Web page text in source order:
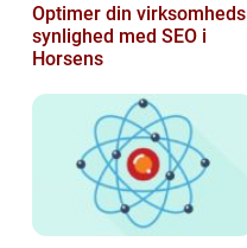
Optimer din virksomheds
synlighed med SEO i
Horsens